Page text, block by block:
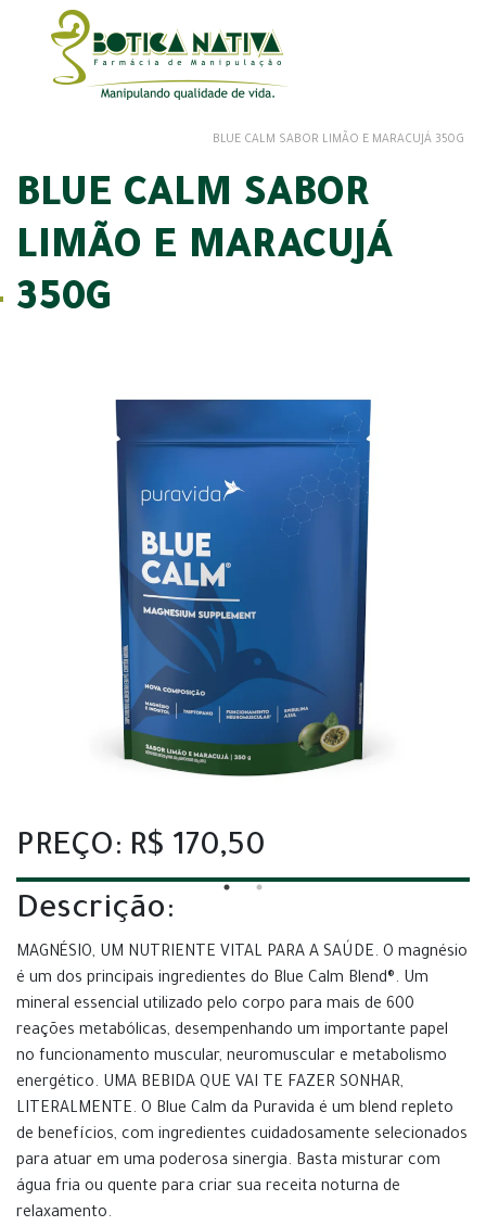
BLUE CALM SABOR LIMÃO E MARACUJÁ 350G
BLUE CALM SABOR
LIMÃO E MARACUJÁ
350G
PREÇO: R$ 170,50
Descrição:
MAGNÉSIO, UM NUTRIENTE VITAL PARA A SAÚDE. O magnésio
é um dos principais ingredientes do Blue Calm Blend®. Um
mineral essencial utilizado pelo corpo para mais de 600
reações metabólicas, desempenhando um importante papel
no funcionamento muscular, neuromuscular e metabolismo
energético. UMA BEBIDA QUE VAI TE FAZER SONHAR,
LITERALMENTE. O Blue Calm da Puravida é um blend repleto
de benefícios, com ingredientes cuidadosamente selecionados
para atuar em uma poderosa sinergia. Basta misturar com
água fria ou quente para criar sua receita noturna de
relaxamento.